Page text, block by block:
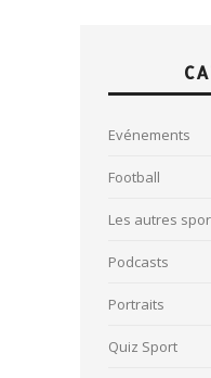
Evénements
Football
Les autres
Podcasts
Portraits
Quiz Sport